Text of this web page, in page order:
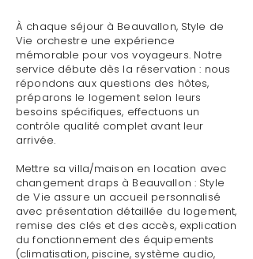
À chaque séjour à Beauvallon, Style de
Vie orchestre une expérience
mémorable pour vos voyageurs. Notre
service débute dès la réservation : nous
répondons aux questions des hôtes,
préparons le logement selon leurs
besoins spécifiques, effectuons un
contrôle qualité complet avant leur
arrivée.
Mettre sa villa/maison en location avec
changement draps à Beauvallon : Style
de Vie assure un accueil personnalisé
avec présentation détaillée du logement,
remise des clés et des accès, explication
du fonctionnement des équipements
(climatisation, piscine, système audio,